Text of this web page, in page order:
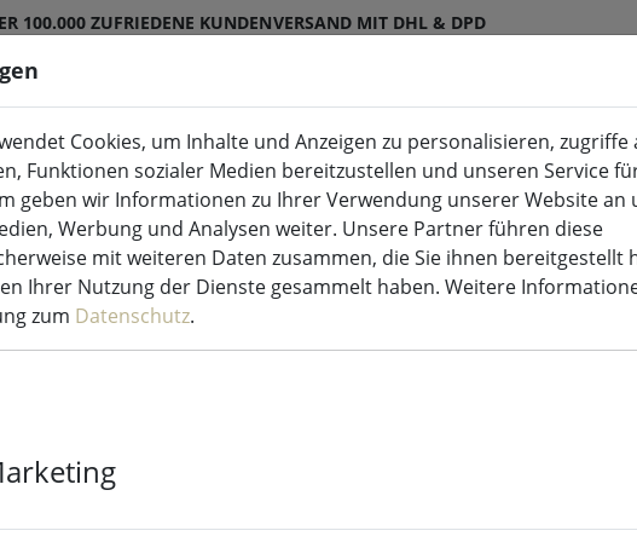
100.000 ZUFRIEDENE KUNDENVERSAND MIT DHL & DPD
Kerzen Indoor & Outdoor
Küche & Essen
Sirius Tech-Line
Eiskristall Start-
Farbwechsel 2,5 x
Cookies, um Inhalte und Anzeigen zu personalisieren, zugriffe
Funktionen sozialer Medien bereitzustellen und unseren Service
geben wir Informationen zu Ihrer Verwendung unserer Website an
Werbung und Analysen weiter. Unsere Partner führen diese
mit weiteren Daten zusammen, die Sie ihnen bereitgestellt
Ihrer Nutzung der Dienste gesammelt haben. Weitere
zum Datenschutz.